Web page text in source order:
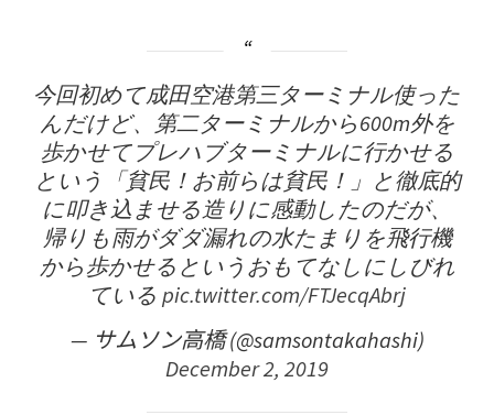
今回初めて成田空港第三ターミナル使った
んだけど、第二ターミナルから600m外を
歩かせてプレハブターミナルに行かせる
という「貧民！お前らは貧民！」と徹底的
に叩き込ませる造りに感動したのだが、
帰りも雨がダダ漏れの水たまりを飛行機
から歩かせるというおもてなしにしびれ
ている pic.twitter.com/FTJecqAbrj
— サムソン高橋 (@samsontakahashi)
December 2, 2019